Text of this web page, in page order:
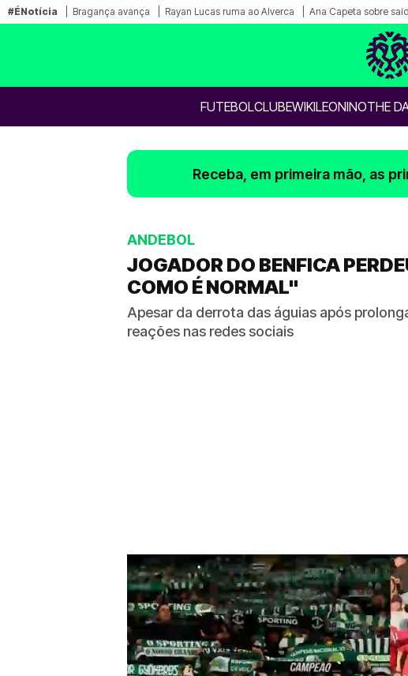
#ÉNotícia Bragança avança Rayan Lucas ruma ao Alverca Ana Capeta sobre
FUTEBOLCLUBEWIKILEONINOTHE
Receba, em primeira mão, as
ANDEBOL
JOGADOR DO BENFICA
COMO É NORMAL"
Apesar da derrota das águias após
reações nas redes sociais